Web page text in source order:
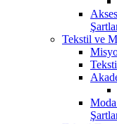
Tekstil ve
Moda